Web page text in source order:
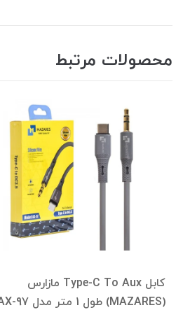
محصولات مرتبط
کابل Type-C To Aux مازارس
(MAZARES) طول 1 متر مدل AX-97